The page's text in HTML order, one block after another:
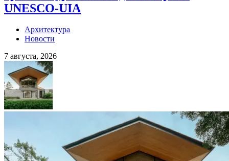
UNESCO-UIA
Архитектура
Новости
7 августа, 2026